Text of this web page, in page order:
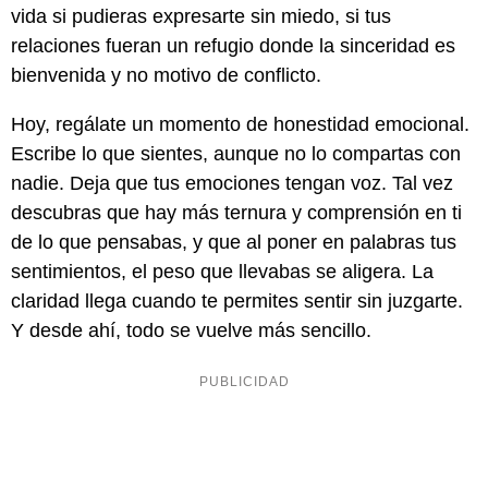
vida si pudieras expresarte sin miedo, si tus
relaciones fueran un refugio donde la sinceridad es
bienvenida y no motivo de conflicto.
Hoy, regálate un momento de honestidad emocional.
Escribe lo que sientes, aunque no lo compartas con
nadie. Deja que tus emociones tengan voz. Tal vez
descubras que hay más ternura y comprensión en ti
de lo que pensabas, y que al poner en palabras tus
sentimientos, el peso que llevabas se aligera. La
claridad llega cuando te permites sentir sin juzgarte.
Y desde ahí, todo se vuelve más sencillo.